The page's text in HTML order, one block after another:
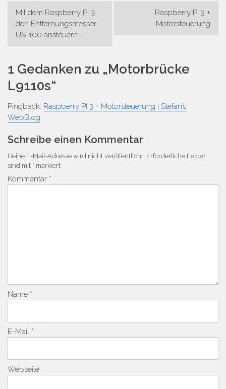
Beitrags-
Navigation
Mit dem Raspberry PI 3
den Entfernungsmesser
US-100 ansteuern
Raspberry PI 3 +
Motorsteuerung
1 Gedanken zu „Motorbrücke
L9110s“
Pingback: Raspberry PI 3 + Motorsteuerung | Stefan’s
WebBlog
Schreibe einen Kommentar
Deine E-Mail-Adresse wird nicht veröffentlicht. Erforderliche Felder
sind mit * markiert
Kommentar *
Name *
E-Mail *
Webseite